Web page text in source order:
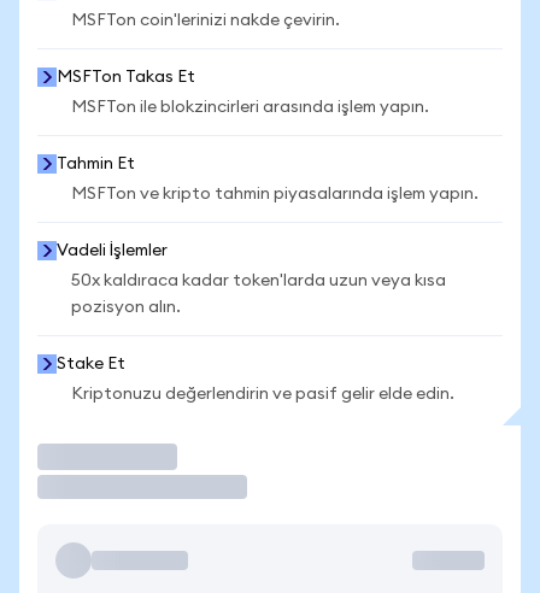
MSFTon coin'lerinizi nakde çevirin.
MSFTon Takas Et
MSFTon ile blokzincirleri arasında işlem yapın.
Tahmin Et
MSFTon ve kripto tahmin piyasalarında işlem yapın.
Vadeli İşlemler
50x kaldıraca kadar token'larda uzun veya kısa
pozisyon alın.
Stake Et
Kriptonuzu değerlendirin ve pasif gelir elde edin.